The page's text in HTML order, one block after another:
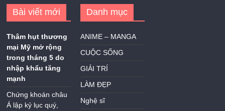
Bài viết mới
Thâm hụt thương
mại Mỹ mở rộng
trong tháng 5 do
nhập khẩu tăng
mạnh
Chứng khoán châu
Á lập kỷ lục quý,
Danh mục
ANIME – MANGA
CUỘC SỐNG
GIẢI TRÍ
LÀM ĐẸP
Nghệ sĩ